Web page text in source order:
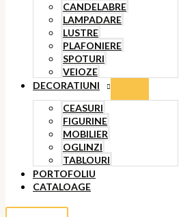
CANDELABRE
LAMPADARE
LUSTRE
PLAFONIERE
SPOTURI
VEIOZE
DECORATIUNI
CEASURI
FIGURINE
MOBILIER
OGLINZI
TABLOURI
PORTOFOLIU
CATALOAGE